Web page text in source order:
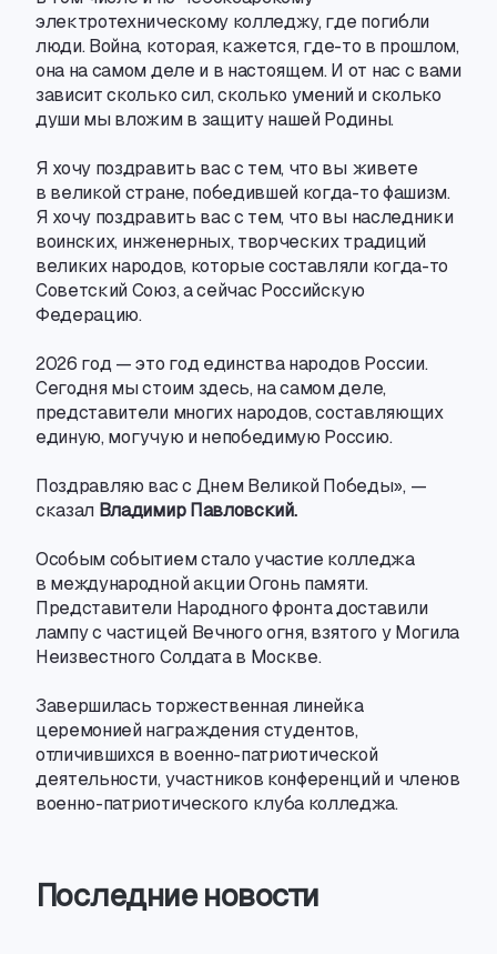
электротехническому колледжу, где погибли
люди. Война, которая, кажется, где-то в прошлом,
она на самом деле и в настоящем. И от нас с вами
зависит сколько сил,сколько умений и сколько
души мы вложим в защиту нашей Родины.
Я хочу поздравить вас с тем, что вы живете
в великой стране, победившей когда-то фашизм.
Я хочу поздравить вас с тем, что вы наследники
воинских, инженерных, творческих традиций
великих народов, которые составляли когда-то
Советский Союз,а сейчас Российскую
Федерацию.
2026 год — это год единства народов России.
Сегодня мы стоим здесь, на самом деле,
представители многих народов,составляющих
единую, могучую и непобедимую Россию.
Поздравляю вас с Днем Великой Победы», —
сказал Владимир Павловский.
Особым событием стало участие колледжа
в международной акции Огонь памяти.
Представители Народного фронта доставили
лампу с частицей Вечного огня, взятого у Могила
Неизвестного Солдата в Москве.
Завершилась торжественная линейка
церемонией награждения студентов,
отличившихся в военно-патриотической
деятельности, участников конференций и членов
военно-патриотического клуба колледжа.
Последние новости